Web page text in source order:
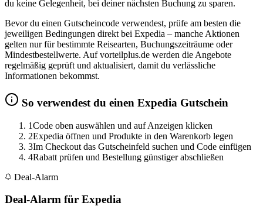
du keine Gelegenheit, bei deiner nächsten Buchung zu sparen.
Bevor du einen Gutscheincode verwendest, prüfe am besten die
jeweiligen Bedingungen direkt bei Expedia – manche Aktionen
gelten nur für bestimmte Reisearten, Buchungszeiträume oder
Mindestbestellwerte. Auf vorteilplus.de werden die Angebote
regelmäßig geprüft und aktualisiert, damit du verlässliche
Informationen bekommst.
So verwendest du einen Expedia Gutschein
1Code oben auswählen und auf Anzeigen klicken
2Expedia öffnen und Produkte in den Warenkorb legen
3Im Checkout das Gutscheinfeld suchen und Code einfügen
4Rabatt prüfen und Bestellung günstiger abschließen
Deal-Alarm
Deal-Alarm für Expedia